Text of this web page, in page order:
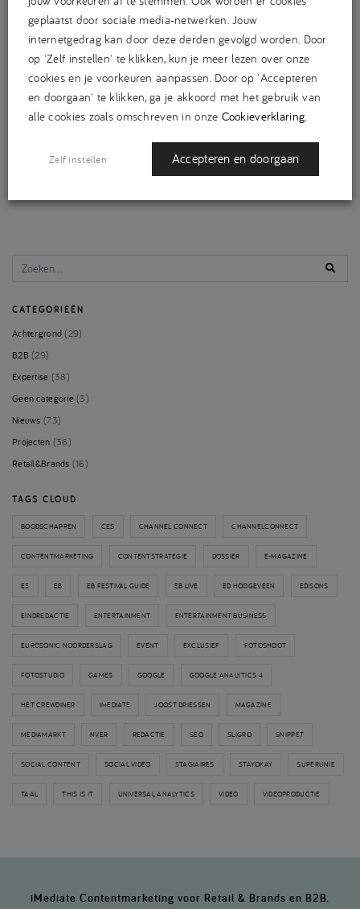
misschien wel een soortgelijk model gebruiken als gamescom doet.
Gooi de beursvloer open voor het grote publiek en zorg dat de zakelijke
klanten een eigen ruimte hebben.
CATEGORIEËN
Achtergrond (29)
B2B(29)
Expertise (38)
Geen categorie (3)
Nieuws (73)
Projecten (36)
Retail&Brands (16)
TAGS CLOUD
BOODSCHAPPEN CES CHANNEL CONNECT CHANNELCONNECT
CONTENTMARKETING CONTENTSTRATEGIE DOSSIER E-MAGAZINE
E3 EB EB FESTIVAL GUIDE EB LIVE ED HOOGEVEEN EDISONS
EINDREDACTIE ENTERTAINMENT ENTERTAINMENT BUSINESS
EUROSONIC NOORDERSLAG EVENT EXCLUSIEF FOTOSHOOT
FOTOSTUDIO GAMES GOOGLE GOOGLE ANALYTICS 4
HÉT CREWDINER IMEDIATE JOOST DRIESSEN MAGAZINE
MEDIAMARKT NVER REDACTIE SEO SLIGRO SNIPPET
SOCIAL CONTENT SOCIAL VIDEO STAGIAIRES STAYOKAY SUPERUNIE
TAAL THIS IS IT UNIVERSAL ANALYTICS VIDEO VIDEOPRODUCTIE
iMediate Contentmarketing voor Retail & Brands en B2B.
geplaatst door sociale media-netwerken. Jouw
internetgedrag kan door deze derden gevolgd worden. Door
op 'Zelf instellen' te klikken, kun je meer lezen over onze
cookies en je voorkeuren aanpassen. Door op 'Accepteren
en doorgaan' te klikken, ga je akkoord met het gebruik van
alle cookies zoals omschreven in onze Cookieverklaring.
Zelf instellen Accepteren en doorgaan